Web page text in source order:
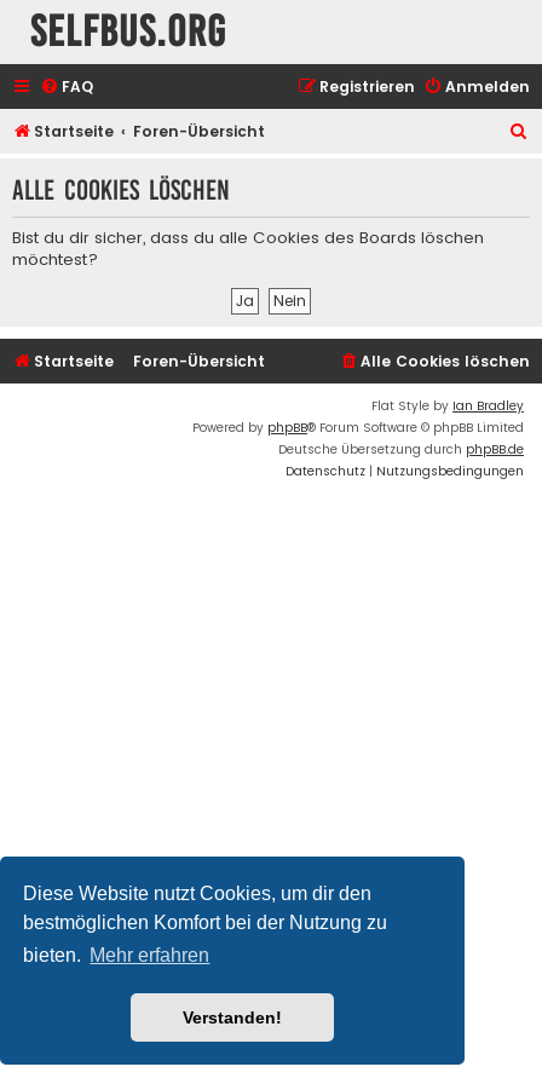
Diese Website nutzt Cookies, um dir den
bestmöglichen Komfort bei der Nutzung zu
bieten. Mehr erfahren
Verstanden!
selfbus.org
FAQ Anmelden
Registrieren
Startseite Foren-Übersicht
h
Alle Cookies löschen
Bist du dir sicher, dass du alle Cookies des Boards löschen
möchtest?
Startseite Foren-Übersicht Alle Cookies löschen
Flat Style by Ian Bradley
Powered by phpBB® Forum Software © phpBB Limited
Deutsche Übersetzung durch phpBB.de
Datenschutz | Nutzungsbedingungen